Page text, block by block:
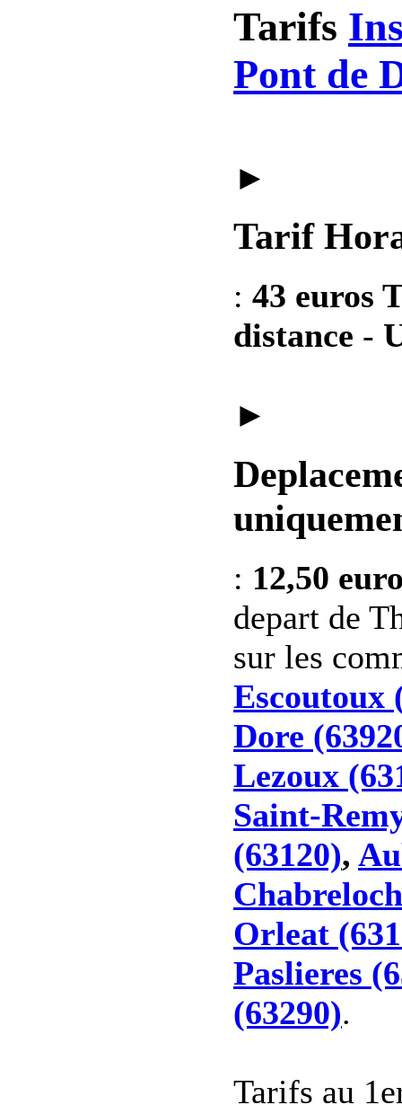
Tarifs
Pont de
►
Tarif
: 43 euros
distance -
►
: 12,50
depart de
sur les
Escoutoux
Dore
Lezoux
Saint-
(63120),
Orleat
Paslieres
(63290).
Tarifs au